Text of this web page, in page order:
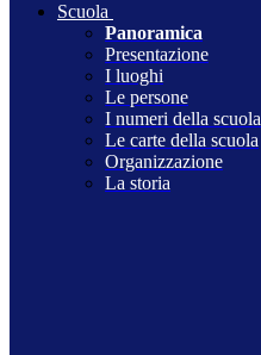
Scuola
Panoramica
Presentazione
I luoghi
Le persone
I numeri della scuola
Le carte della scuola
Organizzazione
La storia